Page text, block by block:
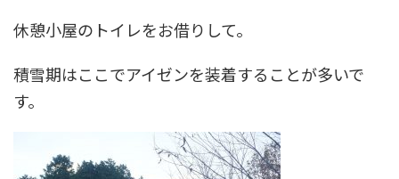
休憩小屋のトイレをお借りして。
積雪期はここでアイゼンを装着することが多いで
す。